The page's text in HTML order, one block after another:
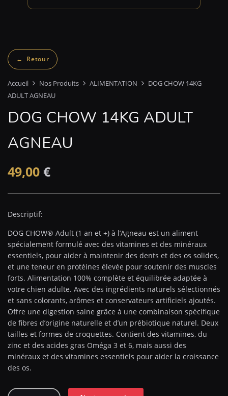
Accueil Nos Produits ALIMENTATION
DOG CHOW 14KG
ADULT AGNEAU
DOG CHOW 14KG ADULT
AGNEAU
49,00 €
Descriptif:
DOG CHOW® Adult (1 an et +) à l’Agneau est un aliment
spécialement formulé avec des vitamines et des minéraux
essentiels, pour aider à maintenir des dents et des os solides,
et une teneur en protéines élevée pour soutenir des muscles
forts. Alimentation 100% complète et équilibrée adaptée à
votre chien adulte. Avec des ingrédients naturels sélectionnés
et sans colorants, arômes et conservateurs artificiels ajoutés.
Offre une digestion saine grâce à une combinaison spécifique
de fibres d’origine naturelle et d’un prébiotique naturel. Deux
tailles et formes de croquettes. Contient des vitamines, du
zinc et des acides gras Oméga 3 et 6, mais aussi des
minéraux et des vitamines essentiels pour aider la croissance
des os.